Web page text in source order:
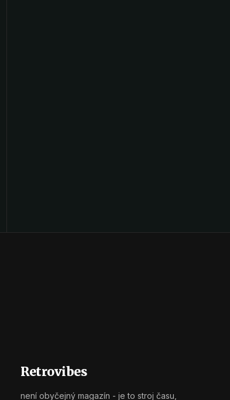
Retrovibes
není obyčejný magazín - je to stroj času,